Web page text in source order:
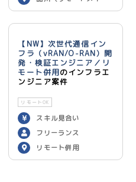
ン）
【NW】次世代通信イン
フラ（vRAN/O-RAN）開
発・検証エンジニア／リ
モート併用のインフラエ
ンジニア案件
リモートOK
スキル見合い
フリーランス
リモート併用